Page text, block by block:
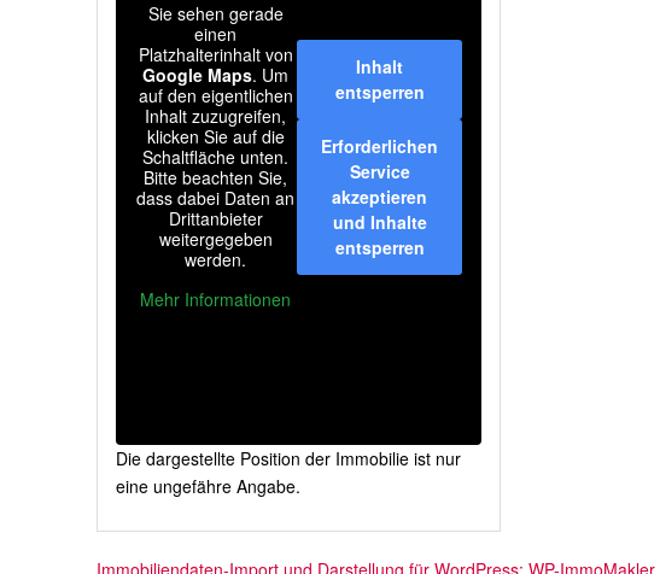
Sie sehen gerade
einen
Platzhalterinhalt von
Google Maps. Um
auf den eigentlichen
Inhalt zuzugreifen,
klicken Sie auf die
Schaltfläche unten.
Bitte beachten Sie,
dass dabei Daten an
Drittanbieter
weitergegeben
werden.
Mehr Informationen
Inhalt
entsperren
Erforderlichen
Service
akzeptieren
und Inhalte
entsperren
Die dargestellte Position der Immobilie ist nur
eine ungefähre Angabe.